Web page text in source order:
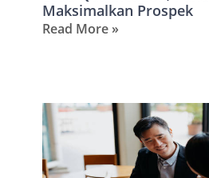
Maksimalkan Prospek
Read More »